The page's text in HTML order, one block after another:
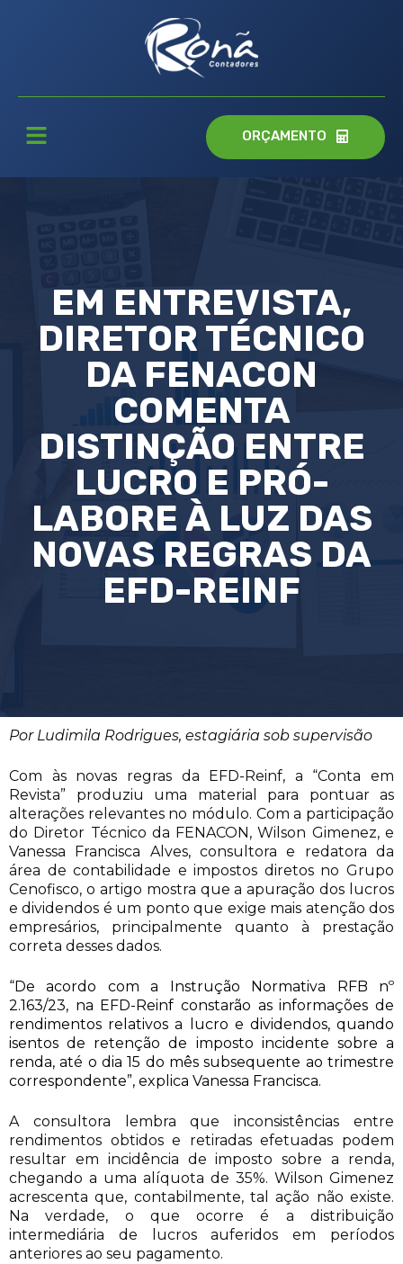
ORÇAMENTO
EM ENTREVISTA,
DIRETOR TÉCNICO
DA FENACON
COMENTA
DISTINÇÃO ENTRE
LUCRO E PRÓ-
LABORE À LUZ DAS
NOVAS REGRAS DA
EFD-REINF
Por Ludimila Rodrigues, estagiária sob supervisão
Com às novas regras da EFD-Reinf, a “Conta em
Revista” produziu uma material para pontuar as
alterações relevantes no módulo. Com a participação
do Diretor Técnico da FENACON, Wilson Gimenez, e
Vanessa Francisca Alves, consultora e redatora da
área de contabilidade e impostos diretos no Grupo
Cenofisco, o artigo mostra que a apuração dos lucros
e dividendos é um ponto que exige mais atenção dos
empresários, principalmente quanto à prestação
correta desses dados.
“De acordo com a Instrução Normativa RFB nº
2.163/23, na EFD-Reinf constarão as informações de
rendimentos relativos a lucro e dividendos, quando
isentos de retenção de imposto incidente sobre a
renda, até o dia 15 do mês subsequente ao trimestre
correspondente”, explica Vanessa Francisca.
A consultora lembra que inconsistências entre
rendimentos obtidos e retiradas efetuadas podem
resultar em incidência de imposto sobre a renda,
chegando a uma alíquota de 35%. Wilson Gimenez
acrescenta que, contabilmente, tal ação não existe.
Na verdade, o que ocorre é a distribuição
intermediária de lucros auferidos em períodos
anteriores ao seu pagamento.